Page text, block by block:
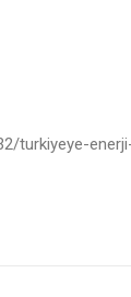
turkiyeye-